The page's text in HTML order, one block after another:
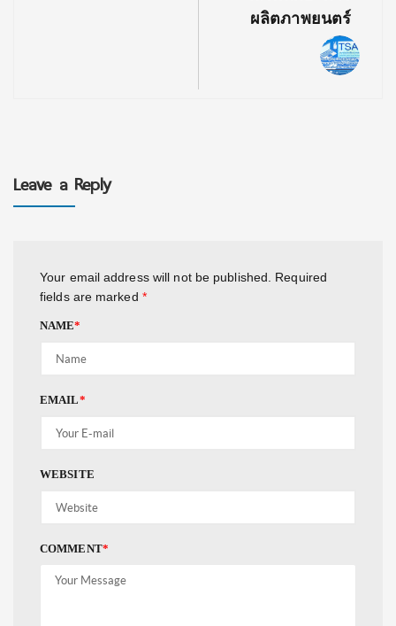
ผลิตภาพยนตร์
Leave a Reply
Your email address will not be published. Required
fields are marked *
NAME*
EMAIL*
WEBSITE
COMMENT*